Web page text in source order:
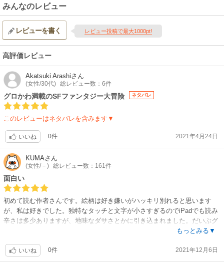
みんなのレビュー
レビューを書く レビュー投稿で最大1000pt!
高評価レビュー
Akatsuki Arashiさん
(女性/30代) 総レビュー数：6件
グロかわ満載のSFファンタジー大冒険 ネタバレ
このレビューはネタバレを含みます▼
いいね 0件 2021年4月24日
KUMAさん
(女性/－) 総レビュー数：161件
面白い
初めて読む作者さんです。絵柄は好き嫌いがハッキリ別れると思います
が、私は好きでした。独特なタッチと文字が小さすぎるのでiPadでも読み
辛さは多少ありますが、地味なダサさとかに引き込まれました。だいぶグ
ロいはずなのにグロさをあまり感じなかったり、モージャー含めたキャラ
もっとみる▼
いいね 0件 2021年12月6日